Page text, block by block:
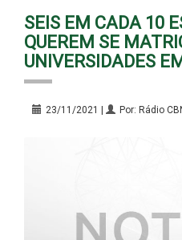
SEIS EM CADA 10
QUEREM SE
UNIVERSIDADES
23/11/2021 | Por: Rádio